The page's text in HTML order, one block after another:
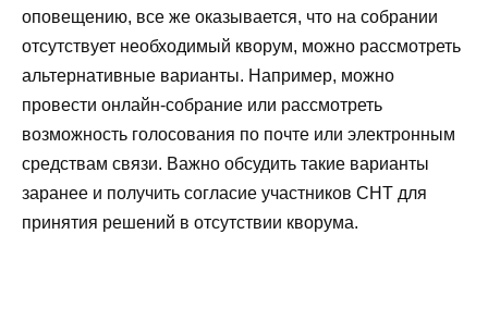
оповещению, все же оказывается, что на собрании
отсутствует необходимый кворум, можно рассмотреть
альтернативные варианты. Например, можно
провести онлайн-собрание или рассмотреть
возможность голосования по почте или электронным
средствам связи. Важно обсудить такие варианты
заранее и получить согласие участников СНТ для
принятия решений в отсутствии кворума.